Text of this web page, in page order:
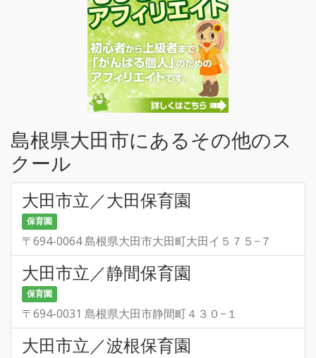
島根県大田市にあるその他のス
クール
大田市立／大田保育園
保育園
〒694-0064 島根県大田市大田町大田イ５７５−７
大田市立／静間保育園
保育園
〒694-0031 島根県大田市静間町４３０−１
大田市立／波根保育園